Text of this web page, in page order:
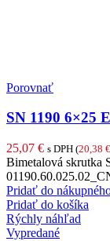
Porovnať
SN 1190 6×25
25,07 € s DPH (20,38 €
Bimetalová skrutka
Pridať do
Pridať do košíka
Rýchly náhľad
Vypredané